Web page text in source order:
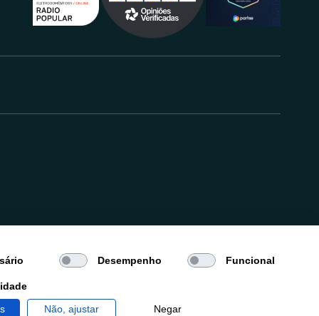
Desempenho Funcional
Não, ajustar Negar